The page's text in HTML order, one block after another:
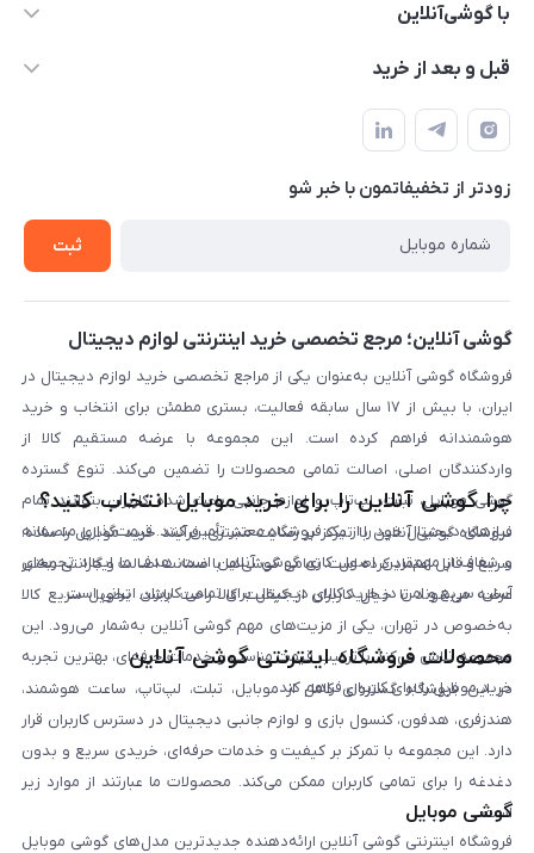
۰۲۱91001221
با گوشی‌آنلاین
درباره ما
حساب کاربری
حریم خصوصی
بلاگ
قبل و بعد از خرید
نحوه خرید از گوشی آنلاین
شرایط ضمانت هفت روزه
روش ارسال کالا در گوشی آنلاین
روش بازگردانی کالا
زودتر از تخفیفاتمون با خبر شو
ثبت
گوشی آنلاین؛ مرجع تخصصی خرید اینترنتی لوازم دیجیتال
فروشگاه گوشی آنلاین به‌عنوان یکی از مراجع تخصصی خرید لوازم دیجیتال در
ایران، با بیش از ۱۷ سال سابقه فعالیت، بستری مطمئن برای انتخاب و خرید
هوشمندانه فراهم کرده است. این مجموعه با عرضه مستقیم کالا از
واردکنندگان اصلی، اصالت تمامی محصولات را تضمین می‌کند. تنوع گسترده
گوشی موبایل، تبلت، لپ‌تاپ و لوازم جانبی باعث شده کاربران بتوانند تمام
نیازهای دیجیتال خود را از یک فروشگاه معتبر تأمین کنند. قیمت‌گذاری منصفانه
و شفاف از مهم‌ترین اصول کاری گوشی آنلاین است. هدف ما ایجاد تجربه‌ای
آسان، سریع و امن در خرید کالای دیجیتال برای تمامی کاربران ایرانی است.
چرا گوشی آنلاین را برای خرید موبایل انتخاب کنید؟
فروشگاه گوشی آنلاین با تمرکز بر رضایت مشتری، فرآیند خرید موبایل را ساده،
سریع و قابل اعتماد کرده است. تمامی گوشی‌ها با ضمانت اصالت و گارانتی معتبر
عرضه می‌شوند تا خیال کاربران از کیفیت کالا راحت باشد. تحویل سریع کالا
به‌خصوص در تهران، یکی از مزیت‌های مهم گوشی آنلاین به‌شمار می‌رود. این
مجموعه تلاش می‌کند با ترکیب قیمت مناسب و خدمات حرفه‌ای، بهترین تجربه
خرید موبایل را برای کاربران فراهم کند.
محصولات فروشگاه اینترنتی گوشی آنلاین
در این فروشگاه گستره‌ای کامل از موبایل، تبلت، لپ‌تاپ، ساعت هوشمند،
هندزفری، هدفون، کنسول بازی و لوازم جانبی دیجیتال در دسترس کاربران قرار
دارد. این مجموعه با تمرکز بر کیفیت و خدمات حرفه‌ای، خریدی سریع و بدون
دغدغه را برای تمامی کاربران ممکن می‌کند. محصولات ما عبارتند از موارد زیر
است:
گوشی موبایل
فروشگاه اینترنتی گوشی آنلاین ارائه‌دهنده جدیدترین مدل‌های گوشی موبایل